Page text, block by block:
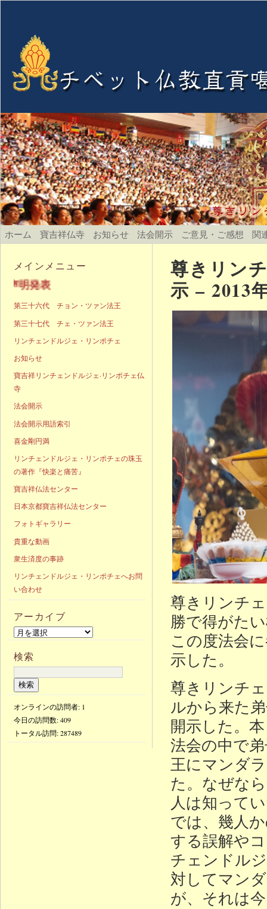
ホーム 寶吉祥仏寺 お知らせ 法会開示 ご意見・ご感想 関
尊きリン
示 – 2013
尊きリンチ
勝で得がた
この度法会
示した。
尊きリンチ
ルから来た
開示した。
法会の中で
王にマンダ
た。なぜな
人は知って
では、幾人
する誤解や
チェンドル
対してマン
が、それは
メインメニュー
声明発表
第三十六代 チョン・ツァン法王
第三十七代 チェ・ツァン法王
リンチェンドルジェ・リンポチェ
お知らせ
寶吉祥リンチェンドルジェ·リンポチェ仏
寺
法会開示
法会開示用語索引
喜金剛円満
リンチェンドルジェ・リンポチェの珠玉
の著作『快楽と痛苦』
寶吉祥仏法センター
日本京都寶吉祥仏法センター
フォトギャラリー
貴重な動画
衆生済度の事跡
リンチェンドルジェ・リンポチェへお問
い合わせ
アーカイブ
検索
オンラインの訪問者: 1
今日の訪問数:409
トータル訪問:287489